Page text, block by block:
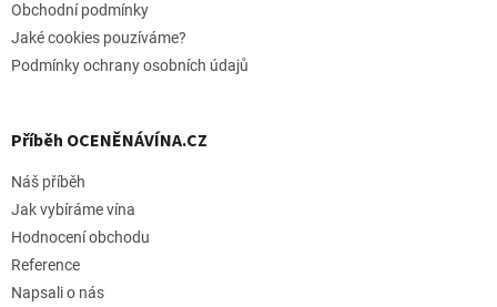
Obchodní podmínky
Jaké cookies pouzíváme?
Podmínky ochrany osobních údajů
Příběh OCENĚNÁVÍNA.CZ
Náš příběh
Jak vybíráme vína
Hodnocení obchodu
Reference
Napsali o nás